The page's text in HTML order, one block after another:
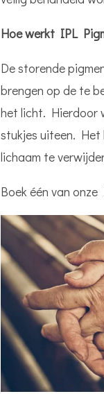
Hoe werkt IPL
De storende
brengen op de te
het licht. Hierdoor
stukjes uiteen. Het
lichaam te
Boek één van